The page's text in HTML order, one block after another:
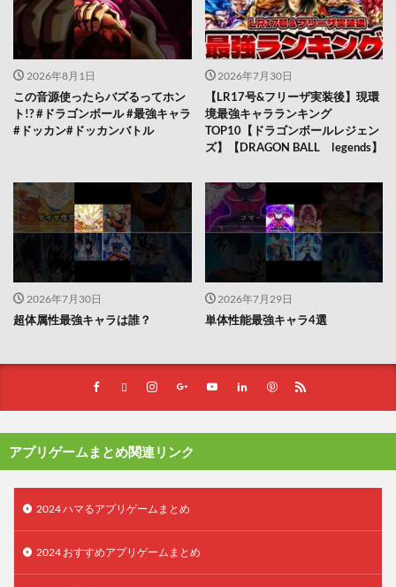
2026年8月1日
この音源使ったらバズるってホン
ト!? #ドラゴンボール #最強キャラ
#ドッカン#ドッカンバトル
2026年7月30日
【LR17号&フリーザ実装後】現環
境最強キャラランキング
TOP10【ドラゴンボールレジェン
ズ】【DRAGON BALL legends】
2026年7月30日
超体属性最強キャラは誰？
2026年7月29日
単体性能最強キャラ4選
アプリゲームまとめ関連リンク
2024 ハマるアプリゲームまとめ
2024 おすすめアプリゲームまとめ